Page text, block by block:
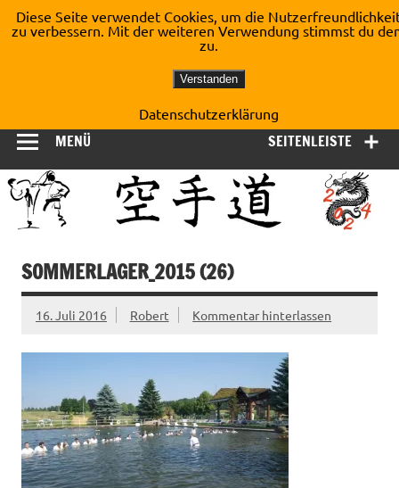
Inhalt
springen
Shotokan Karate Dojo
Kirchberg e.V.
SEITENLEISTE
MENÜ
SOMMERLAGER_2015 (26)
16. Juli 2016 Robert Kommentar hinterlassen
Diese Seite verwendet Cookies, um die
zu verbessern. Mit der weiteren Verwendung stimmst du
zu.
Verstanden
Datenschutzerklärung